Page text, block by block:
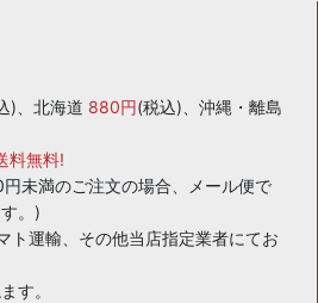
)、北海道 880円(税込)、沖縄・離島
料無料!
未満のご注文の場合、メール便で
。)
ト運輸、その他当店指定業者にてお
す。